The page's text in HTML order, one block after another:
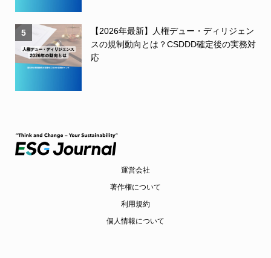
5
【2026年最新】人権デュー・ディリジェン
スの規制動向とは？CSDDD確定後の実務対
応
運営会社
著作権について
利用規約
個人情報について